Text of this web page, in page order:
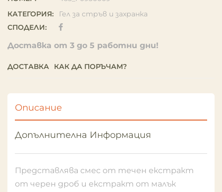
КАТЕГОРИЯ:
Гел за стръв и захранка
СПОДЕЛИ:
Доставка от 3 до 5 работни дни!
ДОСТАВКА КАК ДА ПОРЪЧАМ?
Описание
Допълнителна Информация
Представлява смес от течен екстракт
от черен дроб и екстракт от малък